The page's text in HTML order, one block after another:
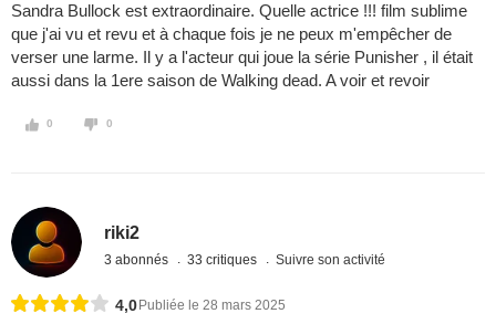
Sandra Bullock est extraordinaire. Quelle actrice !!! film sublime
que j'ai vu et revu et à chaque fois je ne peux m'empêcher de
verser une larme. Il y a l'acteur qui joue la série Punisher , il était
aussi dans la 1ere saison de Walking dead. A voir et revoir
0 0
riki2
3 abonnés 33 critiques Suivre son activité
4,0 Publiée le 28 mars 2025